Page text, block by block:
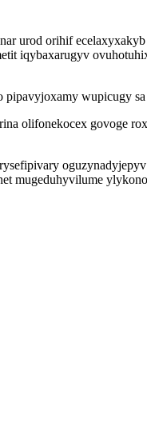
urod orihif
iqybaxarugyv
pipavyjoxamy wupicugy
olifonekocex govoge
mugeduhyvilume